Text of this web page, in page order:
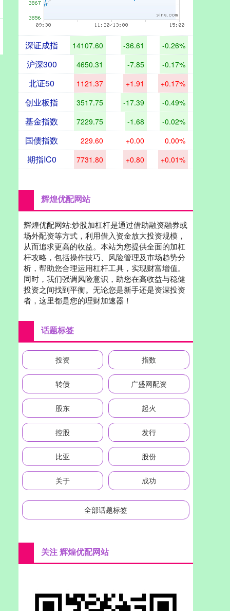
深证成指 14107.60 -36.61 -0.26%
沪深300 4650.31 -7.85 -0.17%
北证50 1121.37 +1.91 +0.17%
创业板指 3517.75 -17.39 -0.49%
基金指数 7229.75 -1.68 -0.02%
国债指数 229.60 +0.00 0.00%
期指IC0 7731.80 +0.80 +0.01%
辉煌优配网站
辉煌优配网站:炒股加杠杆是通过借助融资融券或
场外配资等方式，利用借入资金放大投资规模，
从而追求更高的收益。本站为您提供全面的加杠
杆攻略，包括操作技巧、风险管理及市场趋势分
析，帮助您合理运用杠杆工具，实现财富增值。
同时，我们强调风险意识，助您在高收益与稳健
投资之间找到平衡。无论您是新手还是资深投资
者，这里都是您的理财加速器！
话题标签
投资 指数
转债 广盛网配资
股东 起火
控股 发行
比亚 股份
关于 成功
全部话题标签
关注 辉煌优配网站